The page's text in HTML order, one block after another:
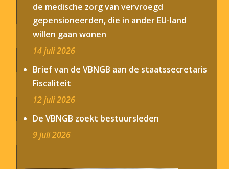
de medische zorg van vervroegd
gepensioneerden, die in ander EU-land
willen gaan wonen
14 juli 2026
Brief van de VBNGB aan de staatssecretaris
Fiscaliteit
12 juli 2026
De VBNGB zoekt bestuursleden
9 juli 2026